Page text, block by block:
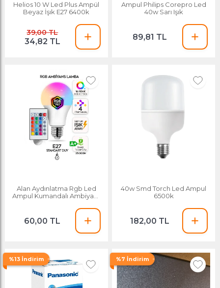
Helios 10 W Led Plus Ampül
Beyaz İşık E27 6400k
39,00 TL
34,82 TL
Ampul Philips Corepro Led
40w Sarı Işık
89,81 TL
Alan Aydınlatma Rgb Led
Ampul Kumandalı Ambiyans
60,00 TL
40w Smd Torch Led Ampul
6500k
182,00 TL
%13 İndirim %7 İndirim